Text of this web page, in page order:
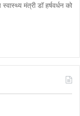
मंत्री डॉ हर्षवर्धन को